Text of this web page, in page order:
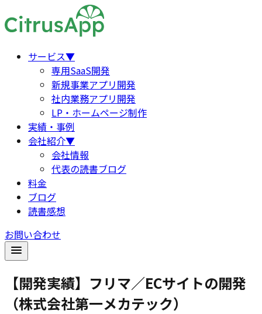
サービス▼
専用SaaS開発
新規事業アプリ開発
社内業務アプリ開発
LP・ホームページ制作
実績・事例
会社紹介▼
会社情報
代表の読書ブログ
料金
ブログ
読書感想
お問い合わせ
【開発実績】フリマ／ECサイトの開発
（株式会社第一メカテック）